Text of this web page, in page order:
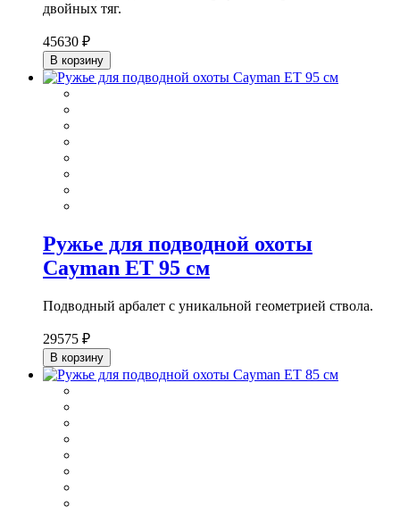
двойных тяг.
45630 ₽
В корзину
Ружье для подводной охоты
Cayman ET 95 см
Подводный арбалет с уникальной геометрией ствола.
29575 ₽
В корзину